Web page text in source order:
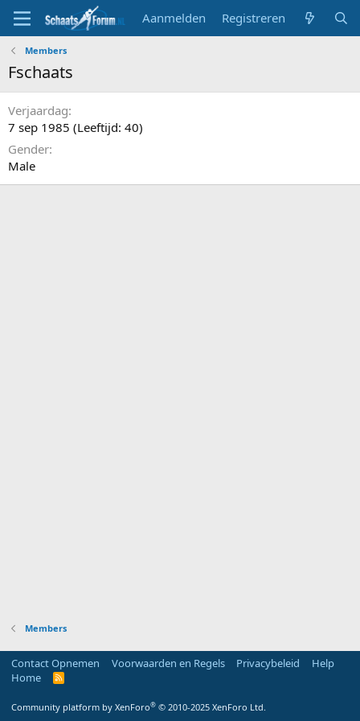
Aanmelden Registreren
Members
Fschaats
Verjaardag
7 sep 1985 (Leeftijd: 40)
Gender
Male
Members
Contact Opnemen Voorwaarden en Regels Privacybeleid
Help
Home
R
Community platform by XenForo® © 2010-2025 XenForo Ltd.